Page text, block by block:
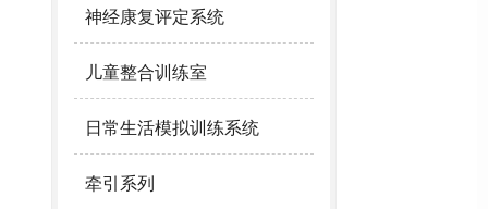
神经康复评定系统
儿童整合训练室
日常生活模拟训练系统
牵引系列